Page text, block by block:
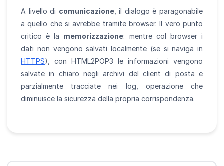
A livello di comunicazione, il dialogo è paragonabile
a quello che si avrebbe tramite browser. Il vero punto
critico è la memorizzazione: mentre col browser i
dati non vengono salvati localmente (se si naviga in
HTTPS), con HTML2POP3 le informazioni vengono
salvate in chiaro negli archivi del client di posta e
parzialmente tracciate nei log, operazione che
diminuisce la sicurezza della propria corrispondenza.